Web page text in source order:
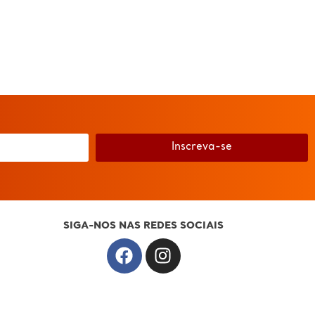
Inscreva-se
SIGA-NOS NAS REDES SOCIAIS